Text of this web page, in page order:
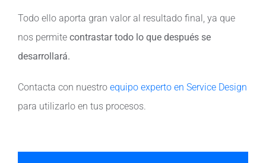
Todo ello aporta gran valor al resultado final, ya que
nos permite contrastar todo lo que después se
desarrollará.
Contacta con nuestro equipo experto en Service Design
para utilizarlo en tus procesos.